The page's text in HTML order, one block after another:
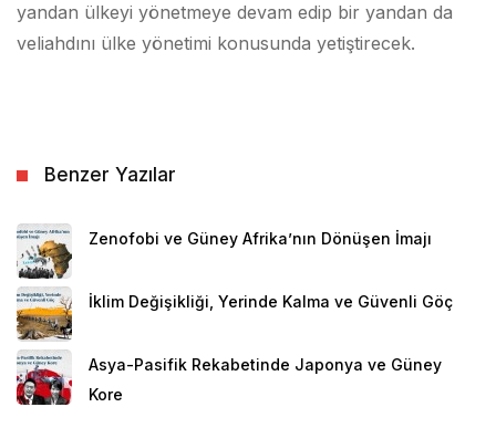
yandan ülkeyi yönetmeye devam edip bir yandan da
veliahdını ülke yönetimi konusunda yetiştirecek.
Benzer Yazılar
Zenofobi ve Güney Afrika’nın Dönüşen İmajı
İklim Değişikliği, Yerinde Kalma ve Güvenli Göç
Asya-Pasifik Rekabetinde Japonya ve Güney
Kore